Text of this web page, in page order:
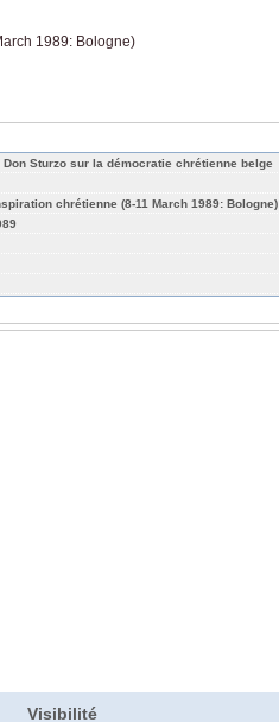
1989: Bologne)
Sturzo sur la démocratie chrétienne belge
chrétienne (8-11 March 1989: Bologne)
Visibilité